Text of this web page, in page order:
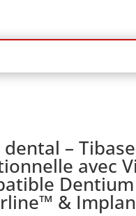
dental –
avec
Dentium
&